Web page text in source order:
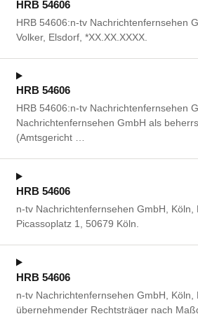
HRB 54606
HRB 54606:n-tv Nachrichtenfernsehen
Volker, Elsdorf, *XX.XX.XXXX.
HRB 54606
HRB 54606:n-tv Nachrichtenfernsehen
Nachrichtenfernsehen GmbH als
(Amtsgericht …
HRB 54606
n-tv Nachrichtenfernsehen GmbH,
Picassoplatz 1, 50679 Köln.
HRB 54606
n-tv Nachrichtenfernsehen GmbH,
übernehmender Rechtsträger nach